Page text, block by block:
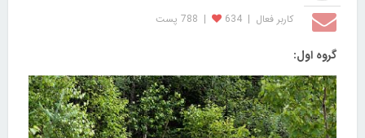
کاربر فعال |
634
| 788 پست
گروه اول: